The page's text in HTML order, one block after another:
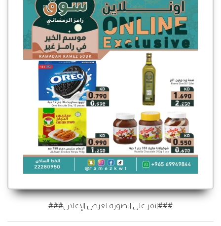
###انقر على الصورة لعرض الإعلان###